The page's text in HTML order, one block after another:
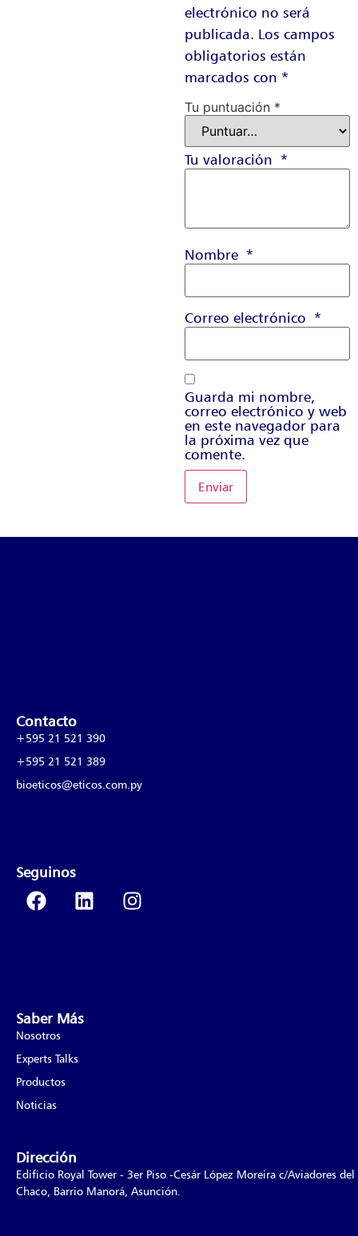
electrónico no será
publicada. Los campos
obligatorios están
marcados con *
Tu puntuación *
Tu valoración *
Nombre *
Correo electrónico *
Guarda mi nombre,
correo electrónico y web
en este navegador para
la próxima vez que
comente.
Saber Más
Nosotros
Experts Talks
Productos
Noticias
Dirección
Edificio Royal Tower - 3er Piso -Cesár López Moreira c/Aviadores del
Chaco, Barrio Manorá, Asunción.
Contacto
+595 21 521 390
+595 21 521 389
bioeticos@eticos.com.py
Seguinos